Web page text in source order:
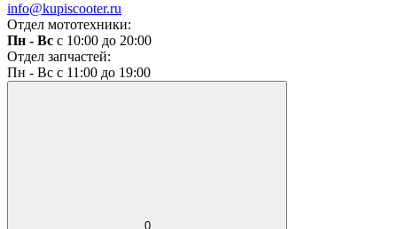
info@kupiscooter.ru
Отдел мототехники:
Пн - Вс с 10:00 до 20:00
Отдел запчастей:
Пн - Вс с 11:00 до 19:00
0